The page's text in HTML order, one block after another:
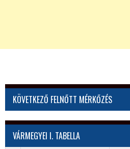
KÖVETKEZŐ FELNŐTT MÉRKŐZÉS
VÁRMEGYEI I. TABELLA